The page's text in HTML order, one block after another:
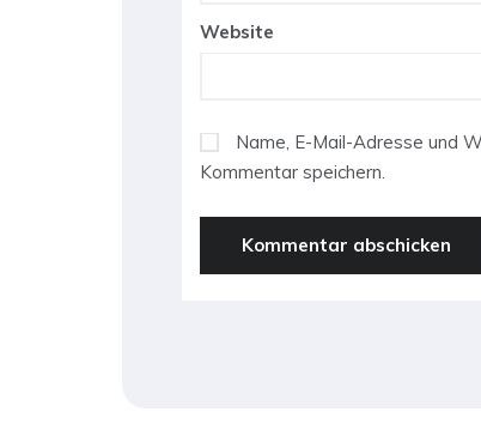
Website
Name, E-Mail-Adresse und
Kommentar speichern.